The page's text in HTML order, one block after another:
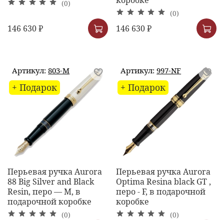
(0)
146 630 ₽
(0)
146 630 ₽
Артикул:803-M
+ Подарок
Перьевая ручка Aurora
88 Big Silver and Black
Resin, перо — M, в
подарочной коробке
(0)
Артикул:997-NF
+ Подарок
Перьевая ручка Aurora
Optima Resina black GT ,
перо - F, в подарочной
коробке
(0)